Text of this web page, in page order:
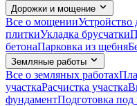
Дорожки и мощение
Все о мощенииУстройство
плиткиУкладка брусчатки
бетонаПарковка из щебня
Земляные работы
Все о земляных работах
участкаРасчистка участка
фундаментПодготовка под